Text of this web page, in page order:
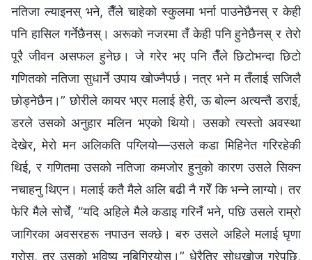
नतिजा ल्याइनस् भने, तैँले चाहेको स्कुलमा भर्ना पाउनेछैनस् र केही
पनि हासिल गर्नेछैनस्। अरूको नजरमा तँ केही पनि हुनेछैनस् र तेरो
पूरै जीवन असफल हुनेछ। जे गरेर भए पनि तैँले छिटोभन्दा छिटो
गणितको नतिजा सुधार्ने उपाय खोज्नैपर्छ। नत्र भने म तँलाई सजिलै
छोड्नेछैन।” छोरीले कायर भएर मलाई हेरी, ऊ बोल्न अत्यन्तै डराई,
डरले उसको अनुहार मलिन भएको थियो। उसको त्यस्तो अवस्था
देखेर, मेरो मन अलिकति पग्लियो—उसले कडा मिहिनेत गरिरहेकी
थिई, र गणितमा उसको नतिजा कमजोर हुनुको कारण उसले सिक्न
नचाहनु थिएन। मलाई कतै मैले अलि बढी नै गरेँ कि भन्ने लाग्यो। तर
फेरि मैले सोचेँ, “यदि अहिले मैले कडाइ गरिनँ भने, पछि उसले राम्रो
जागिरका अवसरहरू नपाउन सक्छे। बरु उसले अहिले मलाई घृणा
गरोस्, तर उसको भविष्य नबिग्रियोस्।” धेरैतिर सोधखोज गरेपछि,